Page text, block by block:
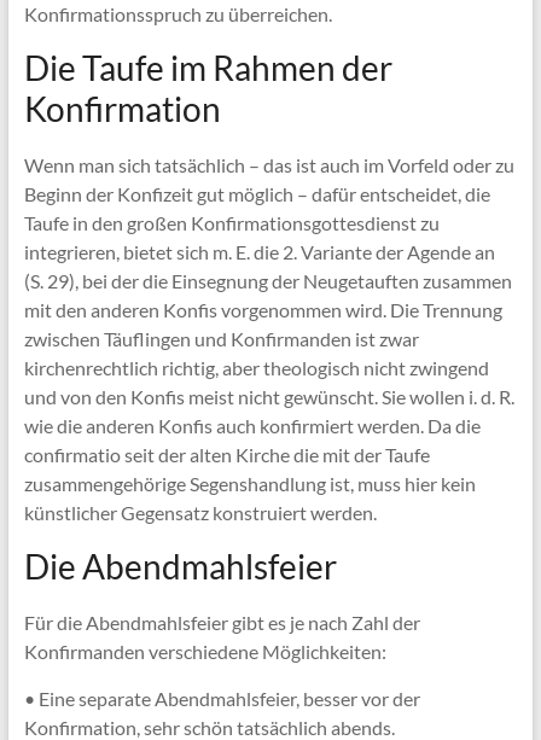
Konfirmationsspruch zu überreichen.
Die Taufe im Rahmen der
Konfirmation
Wenn man sich tatsächlich – das ist auch im Vorfeld oder zu
Beginn der Konfizeit gut möglich – dafür entscheidet, die
Taufe in den großen Konfirmationsgottesdienst zu
integrieren, bietet sich m. E. die 2. Variante der Agende an
(S. 29), bei der die Einsegnung der Neugetauften zusammen
mit den anderen Konfis vorgenommen wird. Die Trennung
zwischen Täuflingen und Konfirmanden ist zwar
kirchenrechtlich richtig, aber theologisch nicht zwingend
und von den Konfis meist nicht gewünscht. Sie wollen i. d. R.
wie die anderen Konfis auch konfirmiert werden. Da die
confirmatio seit der alten Kirche die mit der Taufe
zusammengehörige Segenshandlung ist, muss hier kein
künstlicher Gegensatz konstruiert werden.
Die Abendmahlsfeier
Für die Abendmahlsfeier gibt es je nach Zahl der
Konfirmanden verschiedene Möglichkeiten:
• Eine separate Abendmahlsfeier, besser vor der
Konfirmation, sehr schön tatsächlich abends.